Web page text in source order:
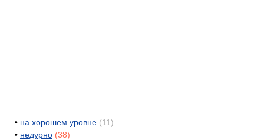
• на хорошем уровне (11)
• недурно (38)